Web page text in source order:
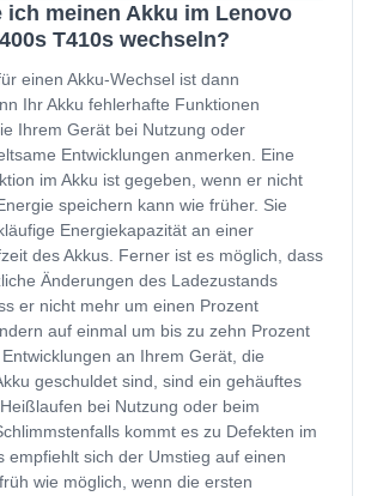
ich meinen Akku im Lenovo
T410s wechseln?
einen Akku-Wechsel ist dann
Ihr Akku fehlerhafte Funktionen
Ihrem Gerät bei Nutzung oder
Entwicklungen anmerken. Eine
im Akku ist gegeben, wenn er nicht
speichern kann wie früher. Sie
Energiekapazität an einer
des Akkus. Ferner ist es möglich, dass
Änderungen des Ladezustands
er nicht mehr um einen Prozent
auf einmal um bis zu zehn Prozent
an Ihrem Gerät, die
geschuldet sind, sind ein gehäuftes
bei Nutzung oder beim
kommt es zu Defekten im
empfiehlt sich der Umstieg auf einen
wie möglich, wenn die ersten